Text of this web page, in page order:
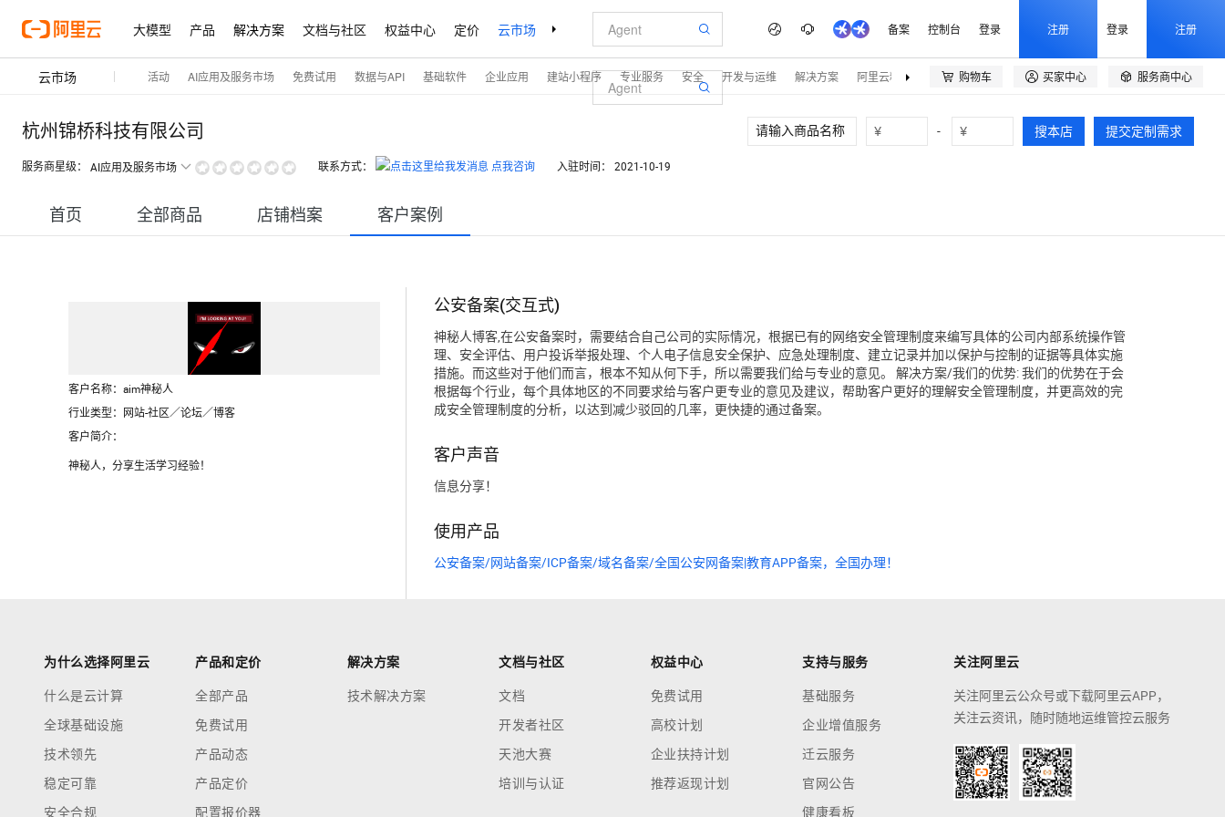
大模型 产品 解决方案 文档与社区 权益中心 定价 云市场 合作伙伴 支持与服务 了解阿里云 备案 控制台 登录 注册 登录 注册
云市场 活动 AI应用及服务市场 免费试用 数据与API 基础软件 企业应用 建站小程序 专业服务 安全 开发与运维 解决方案 阿里云精选 伙伴招募
 购物车  买家中心  服务商中心
杭州锦桥科技有限公司
服务商星级： AI应用及服务市场 联系方式： 点我咨询 入驻时间： 2021-10-19
¥ - ¥ 搜本店 提交定制需求
首页 全部商品 店铺档案 客户案例
客户名称： aim神秘人
行业类型：
网站-社区／论坛／博客
客户简介：
神秘人，分享生活学习经验！
公安备案(交互式)
神秘人博客,在公安备案时，需要结合自己公司的实际情况，根据已有的网络安全管理制度来编写具体的公司内部系统操作管
理、安全评估、用户投诉举报处理、个人电子信息安全保护、应急处理制度、建立记录并加以保护与控制的证据等具体实施
措施。而这些对于他们而言，根本不知从何下手，所以需要我们给与专业的意见。 解决方案/我们的优势: 我们的优势在于会
根据每个行业，每个具体地区的不同要求给与客户更专业的意见及建议，帮助客户更好的理解安全管理制度，并更高效的完
成安全管理制度的分析，以达到减少驳回的几率，更快捷的通过备案。
客户声音
信息分享！
使用产品
公安备案/网站备案/ICP备案/域名备案/全国公安网备案|教育APP备案，全国办理！
为什么选择阿里云
什么是云计算
全球基础设施
技术领先
稳定可靠
安全合规
产品和定价
全部产品
免费试用
产品动态
产品定价
配置报价器
解决方案
技术解决方案
文档与社区
文档
开发者社区
天池大赛
培训与认证
权益中心
免费试用
高校计划
企业扶持计划
推荐返现计划
支持与服务
基础服务
企业增值服务
迁云服务
官网公告
健康看板
关注阿里云
关注阿里云公众号或下载阿里云APP，
关注云资讯，随时随地运维管控云服务